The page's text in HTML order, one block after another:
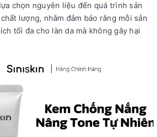
chọn nguyên liệu đến quá trình sản
lượng, nhằm đảm bảo rằng mỗi sản
tối đa cho làn da mà không gây hại